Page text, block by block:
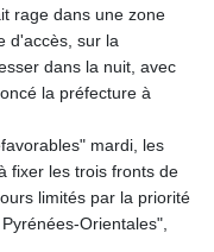
rage dans une zone
d'accès, sur la
dans la nuit, avec
la préfecture à
mardi, les
fixer les trois fronts de
limités par la priorité
Orientales",